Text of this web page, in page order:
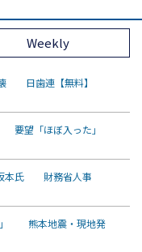
Weekly
日歯連【無料】
要望「ほぼ入った」
坂本氏 財務省人事
」 熊本地震・現地発